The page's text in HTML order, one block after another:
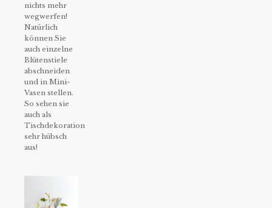
nichts mehr
wegwerfen!
Natürlich
können Sie
auch einzelne
Blütenstiele
abschneiden
und in Mini-
Vasen stellen.
So sehen sie
auch als
Tischdekoration
sehr hübsch
aus!